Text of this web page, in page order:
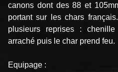
canons dont des 88 et
portant sur les chars
plusieurs reprises :
arraché puis le char prend feu.
Equipage :